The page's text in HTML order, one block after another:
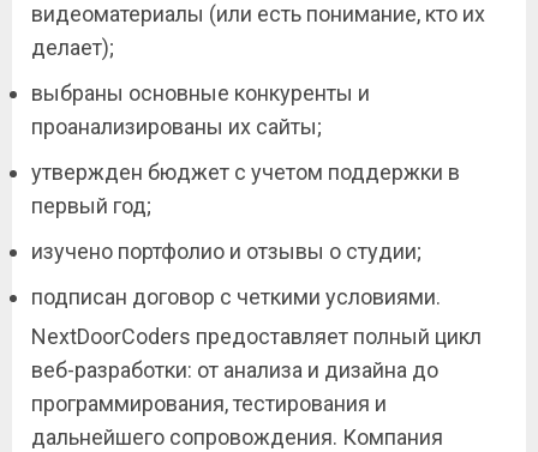
видеоматериалы (или есть понимание, кто их
делает);
выбраны основные конкуренты и
проанализированы их сайты;
утвержден бюджет с учетом поддержки в
первый год;
изучено портфолио и отзывы о студии;
подписан договор с четкими условиями.
NextDoorCoders предоставляет полный цикл
веб-разработки: от анализа и дизайна до
программирования, тестирования и
дальнейшего сопровождения. Компания